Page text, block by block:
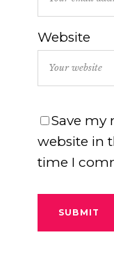
Website
Save my
website in
time I